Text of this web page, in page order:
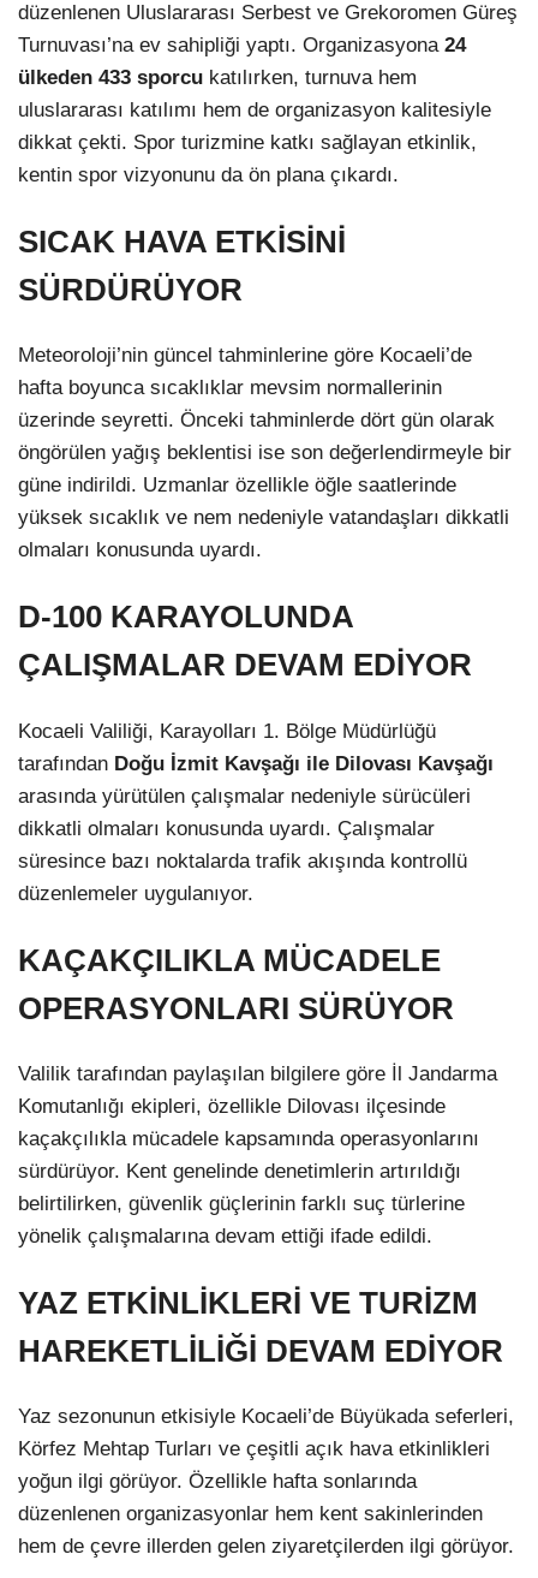
düzenlenen Uluslararası Serbest ve Grekoromen Güreş
Turnuvası’na ev sahipliği yaptı. Organizasyona 24
ülkeden 433 sporcu katılırken, turnuva hem
uluslararası katılımı hem de organizasyon kalitesiyle
dikkat çekti. Spor turizmine katkı sağlayan etkinlik,
kentin spor vizyonunu da ön plana çıkardı.
SICAK HAVA ETKİSİNİ
SÜRDÜRÜYOR
Meteoroloji’nin güncel tahminlerine göre Kocaeli’de
hafta boyunca sıcaklıklar mevsim normallerinin
üzerinde seyretti. Önceki tahminlerde dört gün olarak
öngörülen yağış beklentisi ise son değerlendirmeyle bir
güne indirildi. Uzmanlar özellikle öğle saatlerinde
yüksek sıcaklık ve nem nedeniyle vatandaşları dikkatli
olmaları konusunda uyardı.
D-100 KARAYOLUNDA
ÇALIŞMALAR DEVAM EDİYOR
Kocaeli Valiliği, Karayolları 1. Bölge Müdürlüğü
tarafından Doğu İzmit Kavşağı ile Dilovası Kavşağı
arasında yürütülen çalışmalar nedeniyle sürücüleri
dikkatli olmaları konusunda uyardı. Çalışmalar
süresince bazı noktalarda trafik akışında kontrollü
düzenlemeler uygulanıyor.
KAÇAKÇILIKLA MÜCADELE
OPERASYONLARI SÜRÜYOR
Valilik tarafından paylaşılan bilgilere göre İl Jandarma
Komutanlığı ekipleri, özellikle Dilovası ilçesinde
kaçakçılıkla mücadele kapsamında operasyonlarını
sürdürüyor. Kent genelinde denetimlerin artırıldığı
belirtilirken, güvenlik güçlerinin farklı suç türlerine
yönelik çalışmalarına devam ettiği ifade edildi.
YAZ ETKİNLİKLERİ VE TURİZM
HAREKETLİLİĞİ DEVAM EDİYOR
Yaz sezonunun etkisiyle Kocaeli’de Büyükada seferleri,
Körfez Mehtap Turları ve çeşitli açık hava etkinlikleri
yoğun ilgi görüyor. Özellikle hafta sonlarında
düzenlenen organizasyonlar hem kent sakinlerinden
hem de çevre illerden gelen ziyaretçilerden ilgi görüyor.